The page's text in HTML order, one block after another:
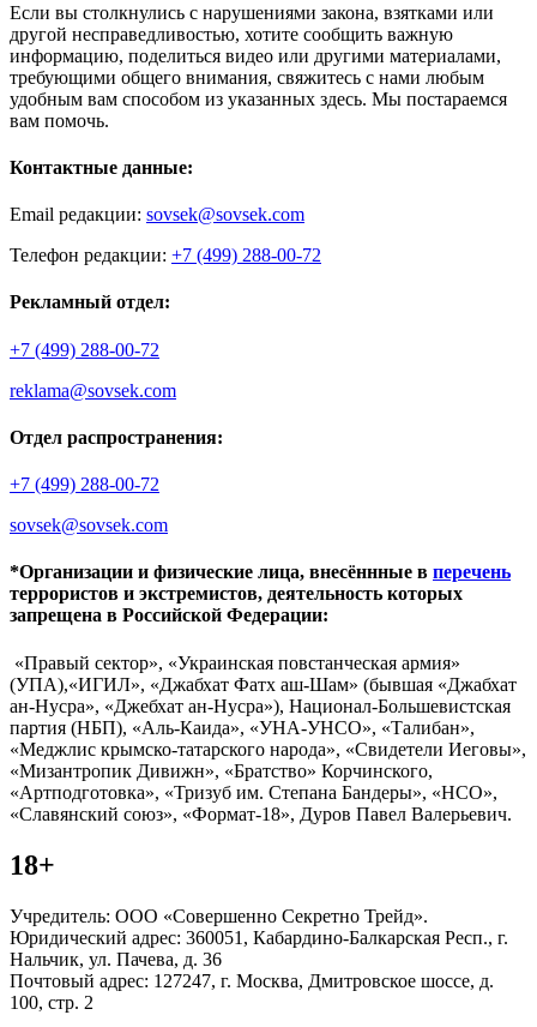
Если вы столкнулись с нарушениями закона, взятками или
другой несправедливостью, хотите сообщить важную
информацию, поделиться видео или другими материалами,
требующими общего внимания, свяжитесь с нами любым
удобным вам способом из указанных здесь. Мы постараемся
вам помочь.
Контактные данные:
Email редакции: sovsek@sovsek.com
Телефон редакции: +7 (499) 288-00-72
Рекламный отдел:
+7 (499) 288-00-72
reklama@sovsek.com
Отдел распространения:
+7 (499) 288-00-72
sovsek@sovsek.com
*Организации и физические лица, внесённные в перечень
террористов и экстремистов, деятельность которых
запрещена в Российской Федерации:
«Правый сектор», «Украинская повстанческая армия»
(УПА),«ИГИЛ», «Джабхат Фатх аш-Шам» (бывшая «Джабхат
ан-Нусра», «Джебхат ан-Нусра»), Национал-Большевистская
партия (НБП), «Аль-Каида», «УНА-УНСО», «Талибан»,
«Меджлис крымско-татарского народа», «Свидетели Иеговы»,
«Мизантропик Дивижн», «Братство» Корчинского,
«Артподготовка», «Тризуб им. Степана Бандеры», «НСО»,
«Славянский союз», «Формат-18», Дуров Павел Валерьевич.
18+
Учредитель: ООО «Совершенно Секретно Трейд».
Юридический адрес: 360051, Кабардино-Балкарская Респ., г.
Нальчик, ул. Пачева, д. 36
Почтовый адрес: 127247, г. Москва, Дмитровское шоссе, д.
100, стр. 2